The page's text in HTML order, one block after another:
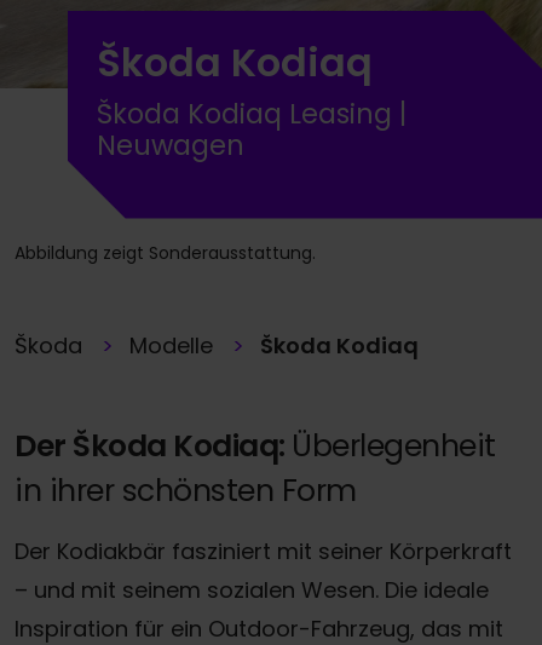
Škoda Kodiaq
Škoda Kodiaq Leasing |
Neuwagen
Abbildung zeigt Sonderausstattung.
Škoda Modelle Škoda Kodiaq
Der Škoda Kodiaq: Überlegenheit
in ihrer schönsten Form
Der Kodiakbär fasziniert mit seiner Körperkraft
– und mit seinem sozialen Wesen. Die ideale
Inspiration für ein Outdoor-Fahrzeug, das mit